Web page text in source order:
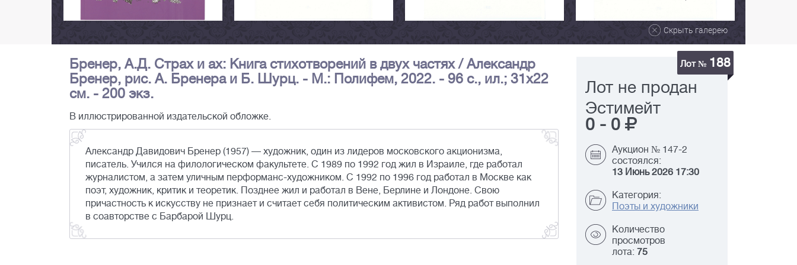
Скрыть галерею
Бренер, А.Д. Страх и ах: Книга стихотворений в двух частях / Александр
Бренер, рис. А. Бренера и Б. Шурц. - М.: Полифем, 2022. - 96 с., ил.; 31х22
см. - 200 экз.
В иллюстрированной издательской обложке.
Александр Давидович Бренер (1957) — художник, один из лидеров московского акционизма,
писатель. Учился на филологическом факультете. С 1989 по 1992 год жил в Израиле, где работал
журналистом, а затем уличным перформанс-художником. С 1992 по 1996 год работал в Москве как
поэт, художник, критик и теоретик. Позднее жил и работал в Вене, Берлине и Лондоне. Свою
причастность к искусству не признает и считает себя политическим активистом. Ряд работ выполнил
в соавторстве с Барбарой Шурц.
Лот № 188
Лот не продан
Эстимейт
0 - 0
Аукцион № 147-2
состоялся:
13 Июнь 2026 17:30
Категория:
Поэты и художники
Количество
просмотров
лота: 75